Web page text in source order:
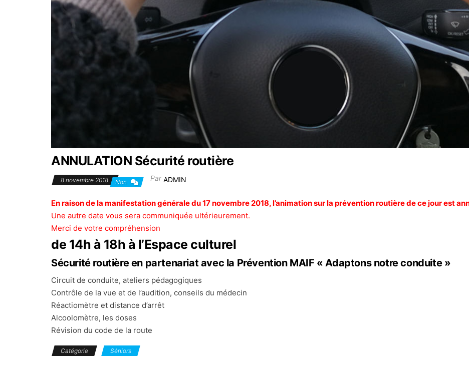
ANNULATION Sécurité routière
8 novembre 2018 Non Par ADMIN
En raison de la manifestation générale du 17 novembre 2018, l’animation sur la prévention routière de ce jour est
Une autre date vous sera communiquée ultérieurement.
Merci de votre compréhension
de 14h à 18h à l’Espace culturel
Sécurité routière en partenariat avec la Prévention MAIF « Adaptons notre conduite »
Circuit de conduite, ateliers pédagogiques
Contrôle de la vue et de l’audition, conseils du médecin
Réactiomètre et distance d’arrêt
Alcoolomètre, les doses
Révision du code de la route
Catégorie Séniors